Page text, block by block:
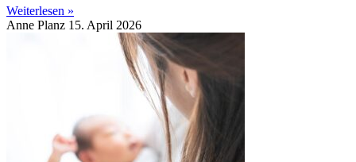
Weiterlesen »
Anne Planz 15. April 2026